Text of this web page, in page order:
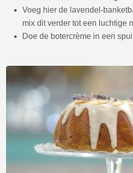
Voeg hier de lavendel-
mix dit verder tot een luchtige
Doe de botercrème in een